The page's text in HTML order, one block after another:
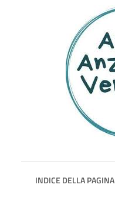
INDICE DELLA PAGINA